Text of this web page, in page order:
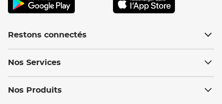
Restons connectés
Nos Services
Nos Produits